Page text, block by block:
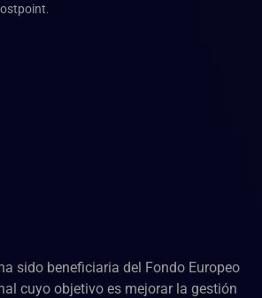
sido beneficiaria del Fondo Europeo
cuyo objetivo es mejorar la gestión